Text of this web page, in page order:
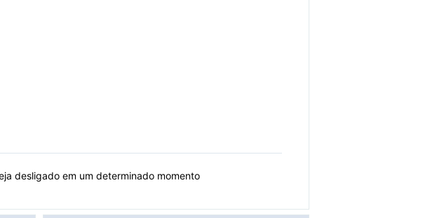
desligado em um determinado momento